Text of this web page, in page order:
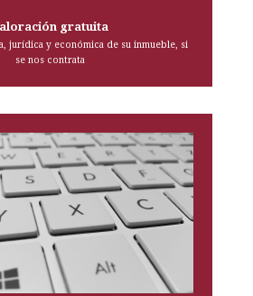
gratuita
jurídica y económica de su inmueble, si
se nos contrata